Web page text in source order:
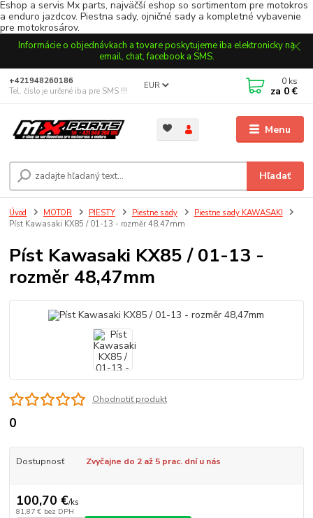
Eshop a servis Mx parts, najväčší eshop so sortimentom pre motokros
a enduro jazdcov. Piestna sady, ojničné sady a kompletné vybavenie
pre motokrosárov.
Informácie o objednávkach a tovare poskytujeme iba elektronicky na
email, chat, facebook a SMS.
Menu
EUR
Hľadať
+421948260186
Tel. číslo je určené iba pre SMS !!!
0 ks
za 0 €
Úvod MOTOR PIESTY Piestne sady
Piestne sady KAWASAKI
Píst Kawasaki KX85 / 01-13 - rozměr 48,47mm
Píst Kawasaki KX85 / 01-13 -
rozměr 48,47mm
Ohodnotiť produkt
0
Dostupnosť Zvyčajne do 2 až 5 prac. dní u nás
100,70 €/ks
81,87 € bez DPH